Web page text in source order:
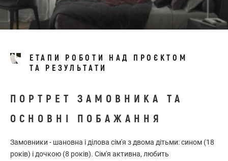
ЕТАПИ РОБОТИ НАД ПРОЄКТОМ
ТА РЕЗУЛЬТАТИ
ПОРТРЕТ ЗАМОВНИКА ТА
ОСНОВНІ ПОБАЖАННЯ
Замовники - шановна і ділова сім'я з двома дітьми: сином (18
років) і дочкою (8 років). Сім'я активна, любить